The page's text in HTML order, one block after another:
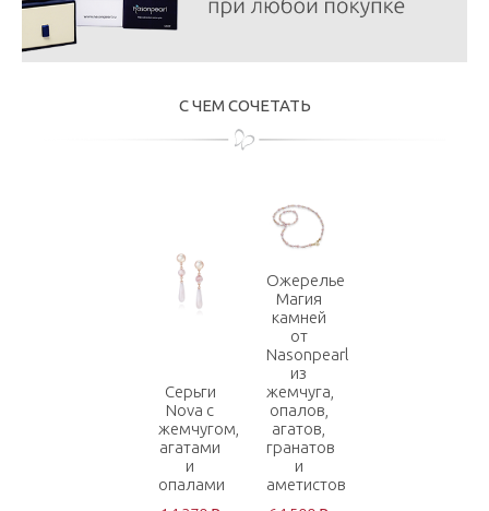
С ЧЕМ СОЧЕТАТЬ
Серьги
Nova с
жемчугом,
агатами
и
опалами
Ожерелье
Магия
камней
от
Nasonpearl
из
жемчуга,
опалов,
агатов,
гранатов
и
аметистов